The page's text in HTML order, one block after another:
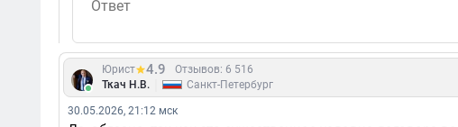
Юрист 4.9
Отзывов: 6 516
Ткач Н.В.
Санкт-Петербург
30.05.2026, 21:12 мск